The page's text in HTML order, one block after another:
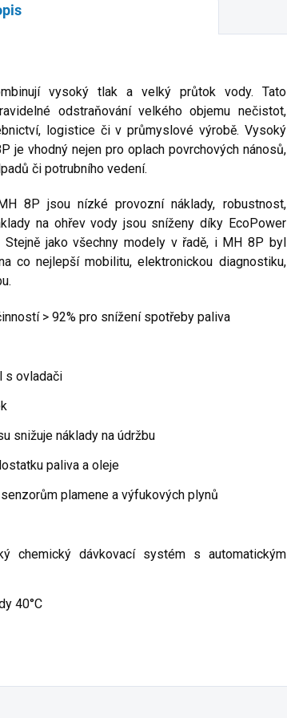
vysoký tlak a velký průtok vody. Tato
odstraňování velkého objemu nečistot,
logistice či v průmyslové výrobě. Vysoký
je vhodný nejen pro oplach povrchových nánosů,
či potrubního vedení.
8P jsou nízké provozní náklady, robustnost,
na ohřev vody jsou sníženy díky EcoPower
jako všechny modely v řadě, i MH 8P byl
co nejlepší mobilitu, elektronickou diagnostiku,
> 92% pro snížení spotřeby paliva
s ovladači
snižuje náklady na údržbu
paliva a oleje
plamene a výfukových plynů
chemický dávkovací systém s automatickým
40°C